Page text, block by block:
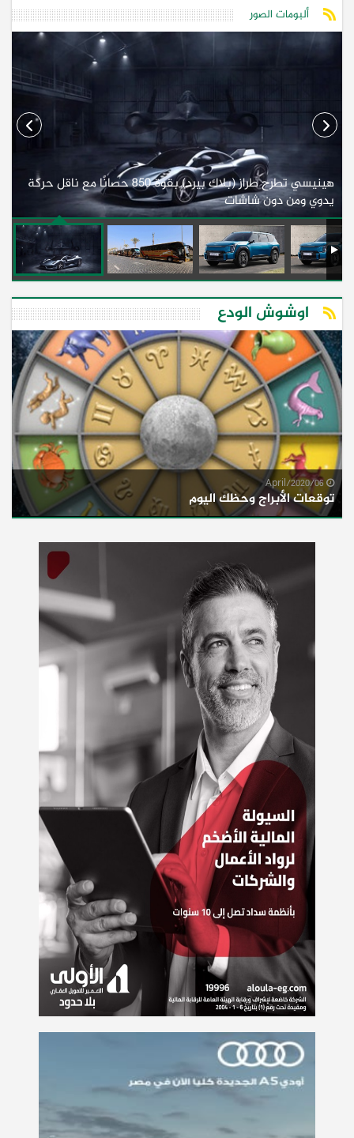
ألبومات الصور
هينيسي تطرح طراز (بلاك بيرد) بقوة 850 حصانًا مع ناقل حركة
يدوي ومن دون شاشات
اوشوش الودع
توقعات الأبراج وحظك اليوم